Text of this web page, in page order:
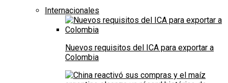
Internacionales
Nuevos requisitos del ICA para exportar a
Colombia